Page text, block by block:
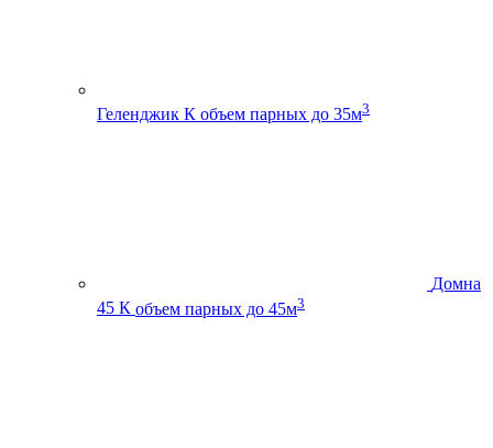
Геленджик К объем парных до 35м3
Домна
45 К объем парных до 45м3